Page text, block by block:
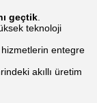
geçtik.
teknoloji
entegre
akıllı üretim